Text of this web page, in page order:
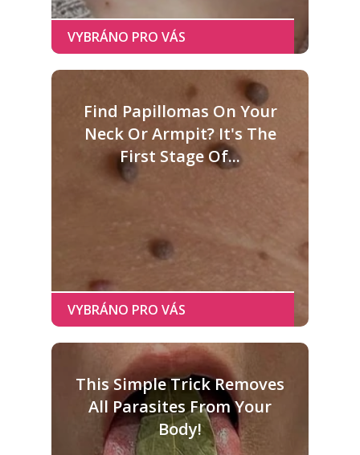
Find Papillomas On Your
Neck Or Armpit? It's The
First Stage Of...
This Simple Trick Removes
All Parasites From Your
Body!